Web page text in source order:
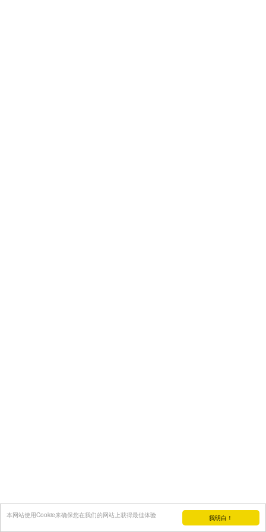
我明白！
本网站使用Cookie来确保您在我们的网站上获得最佳体验